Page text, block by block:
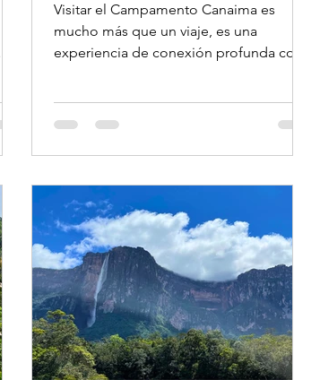
Visitar el Campamento Canaima es
mucho más que un viaje, es una
experiencia de conexión profunda con